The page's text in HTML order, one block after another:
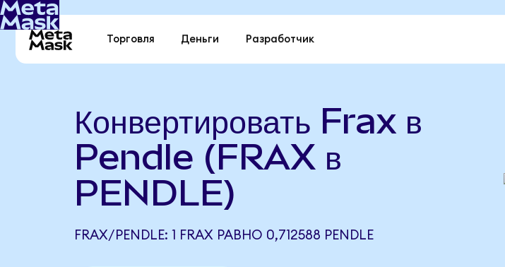
Торговля Деньги Разработчик
Конвертировать Frax в
Pendle (FRAX в
PENDLE)
FRAX/PENDLE: 1 FRAX РАВНО 0,712588 PENDLE